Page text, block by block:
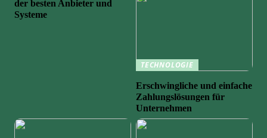
der besten Anbieter und
Systeme
TECHNOLOGIE
Erschwingliche und einfache
Zahlungslösungen für
Unternehmen